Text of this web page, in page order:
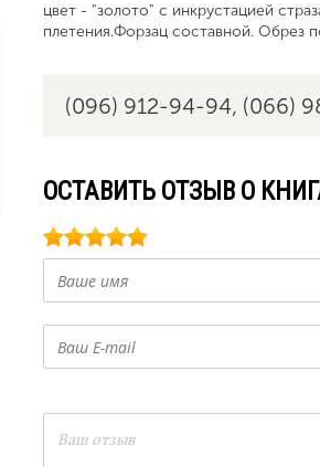
цвет - "золото" с инкрустацией
плетения.Форзац составной. Обрез
(096) 912-94-94, (066)
ОСТАВИТЬ ОТЗЫВ О